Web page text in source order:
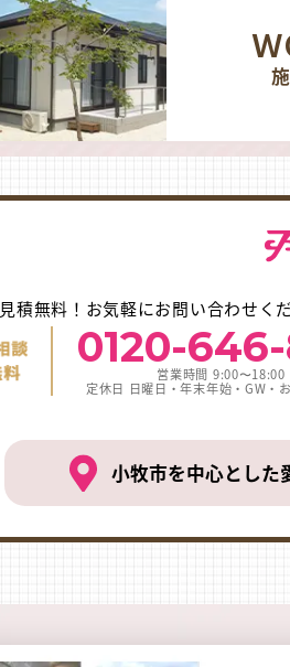
見積無料！お気軽にお問い合わせく
0120-
営業時間 9:00〜18:00
定休日 日曜日・年末年始・GW・
小牧市を中心とした